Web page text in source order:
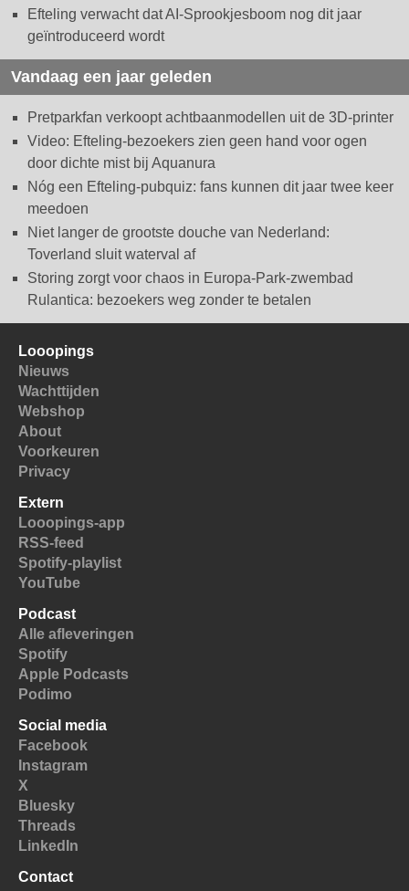
Efteling verwacht dat AI-Sprookjesboom nog dit jaar
geïntroduceerd wordt
Vandaag een jaar geleden
Pretparkfan verkoopt achtbaanmodellen uit de 3D-printer
Video: Efteling-bezoekers zien geen hand voor ogen
door dichte mist bij Aquanura
Nóg een Efteling-pubquiz: fans kunnen dit jaar twee keer
meedoen
Niet langer de grootste douche van Nederland:
Toverland sluit waterval af
Storing zorgt voor chaos in Europa-Park-zwembad
Rulantica: bezoekers weg zonder te betalen
Looopings
Nieuws
Wachttijden
Webshop
About
Voorkeuren
Privacy
Extern
Looopings-app
RSS-feed
Spotify-playlist
YouTube
Podcast
Alle afleveringen
Spotify
Apple Podcasts
Podimo
Social media
Facebook
Instagram
X
Bluesky
Threads
LinkedIn
Contact